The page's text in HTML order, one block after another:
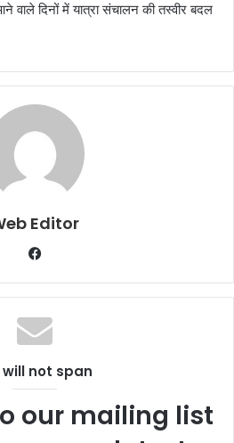
वाले दिनों में यात्रा संचालन की तस्वीर बदल
Editor
Facebook
will not span
our mailing list